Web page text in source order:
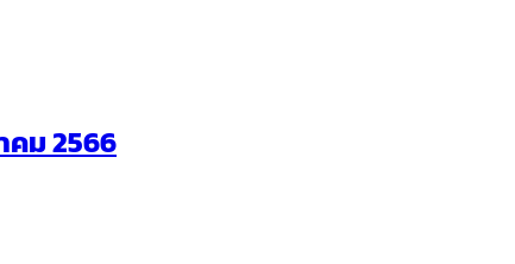
คม 2566